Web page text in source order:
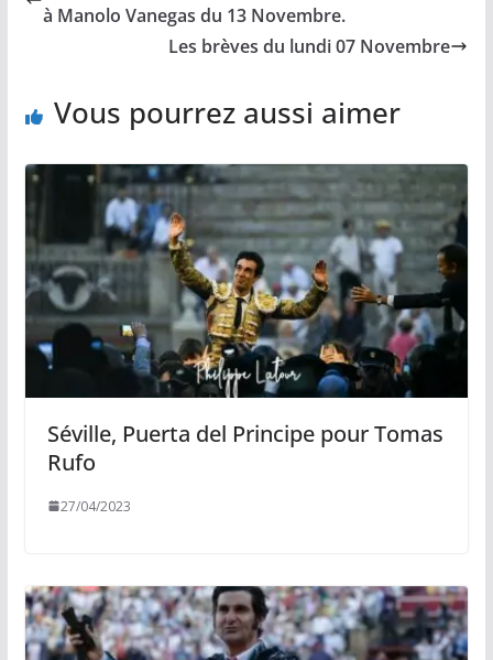
o
n
k
p
p
e
à Manolo Vanegas du 13 Novembre.
Les brèves du lundi 07 Novembre
Vous pourrez aussi aimer
Séville, Puerta del Principe pour Tomas
Rufo
27/04/2023